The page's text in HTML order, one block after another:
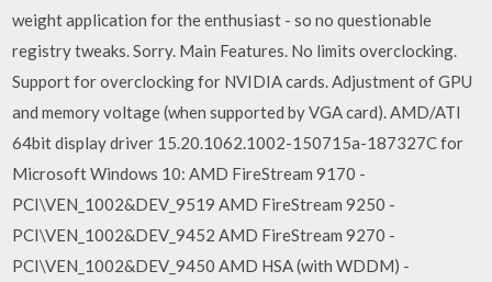
weight application for the enthusiast - so no questionable
registry tweaks. Sorry. Main Features. No limits overclocking.
Support for overclocking for NVIDIA cards. Adjustment of GPU
and memory voltage (when supported by VGA card). AMD/ATI
64bit display driver 15.20.1062.1002-150715a-187327C for
Microsoft Windows 10: AMD FireStream 9170 -
PCI\VEN_1002&DEV_9519 AMD FireStream 9250 -
PCI\VEN_1002&DEV_9452 AMD FireStream 9270 -
PCI\VEN_1002&DEV_9450 AMD HSA (with WDDM) -